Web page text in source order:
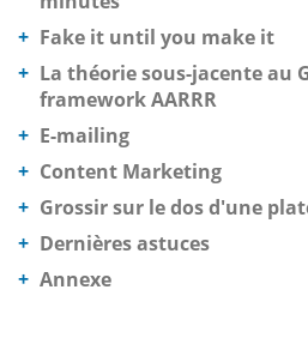
Fake it until you make it
La théorie sous-jacente au
framework AARRR
E-mailing
Content Marketing
Grossir sur le dos d'une
Dernières astuces
Annexe